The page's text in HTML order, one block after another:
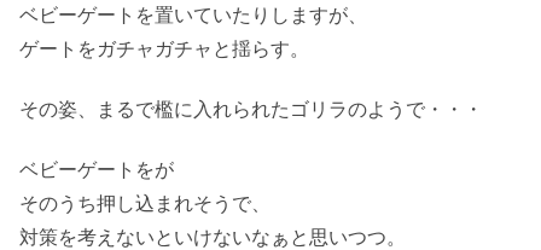
ベビーゲートを置いていたりしますが、
ゲートをガチャガチャと揺らす。
その姿、まるで檻に入れられたゴリラのようで・・・
ベビーゲートをが
そのうち押し込まれそうで、
対策を考えないといけないなぁと思いつつ。